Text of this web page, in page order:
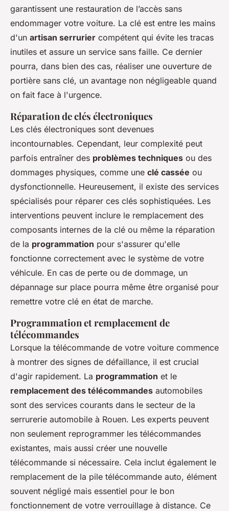
garantissent une restauration de l’accès sans
endommager votre voiture. La clé est entre les mains
d'un artisan serrurier compétent qui évite les tracas
inutiles et assure un service sans faille. Ce dernier
pourra, dans bien des cas, réaliser une ouverture de
portière sans clé, un avantage non négligeable quand
on fait face à l'urgence.
Réparation de clés électroniques
Les clés électroniques sont devenues
incontournables. Cependant, leur complexité peut
parfois entraîner des problèmes techniques ou des
dommages physiques, comme une clé cassée ou
dysfonctionnelle. Heureusement, il existe des services
spécialisés pour réparer ces clés sophistiquées. Les
interventions peuvent inclure le remplacement des
composants internes de la clé ou même la réparation
de la programmation pour s'assurer qu'elle
fonctionne correctement avec le système de votre
véhicule. En cas de perte ou de dommage, un
dépannage sur place pourra même être organisé pour
remettre votre clé en état de marche.
Programmation et remplacement de
télécommandes
Lorsque la télécommande de votre voiture commence
à montrer des signes de défaillance, il est crucial
d'agir rapidement. La programmation et le
remplacement des télécommandes automobiles
sont des services courants dans le secteur de la
serrurerie automobile à Rouen. Les experts peuvent
non seulement reprog​rammer les télécommandes
existantes, mais aussi créer une nouvelle
télécommande si nécessaire. Cela inclut également le
remplacement de la pile télécommande auto, élément
souvent négligé mais essentiel pour le bon
fonctionnement de votre verrouillage à distance. Ce